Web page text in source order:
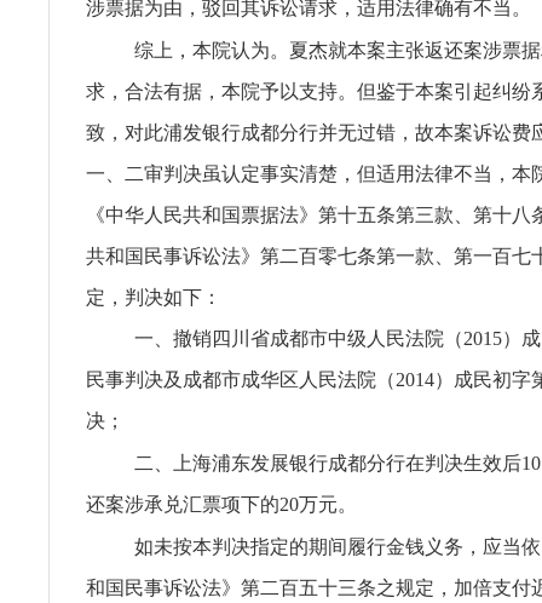
涉票据为由，驳回其诉讼请求，适用法律确有不当。
综上，本院认为。夏杰就本案主张返还案涉票
求，合法有据，本院予以支持。但鉴于本案引起纠纷
致，对此浦发银行成都分行并无过错，故本案诉讼费
一、二审判决虽认定事实清楚，但适用法律不当，本
《中华人民共和国票据法》第十五条第三款、第十八
共和国民事诉讼法》第二百零七条第一款、第一百七
定，判决如下：
一、撤销四川省成都市中级人民法院（2015）
民事判决及成都市成华区人民法院（2014）成民初字
决；
二、上海浦东发展银行成都分行在判决生效后
还案涉承兑汇票项下的20万元。
如未按本判决指定的期间履行金钱义务，应当
和国民事诉讼法》第二百五十三条之规定，加倍支付